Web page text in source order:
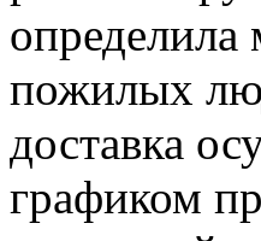
определила
пожилых
доставка
графиком